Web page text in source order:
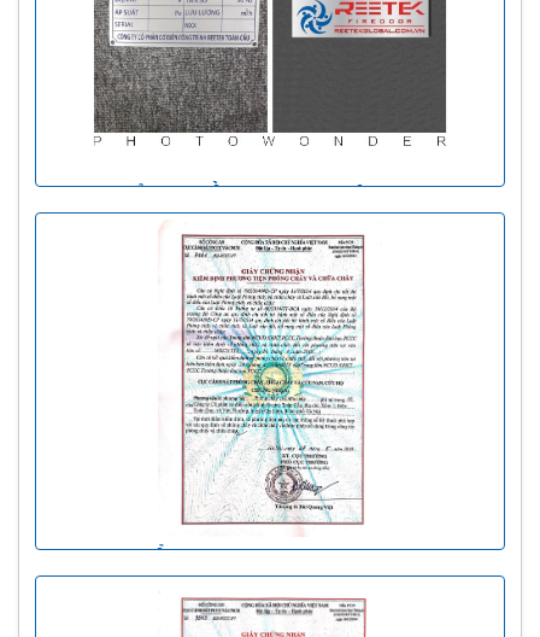
TEM BẢN QUYỀN THƯƠNG HIỆU REETEK
KIỂM ĐỊNH THẠCH CAO 120P